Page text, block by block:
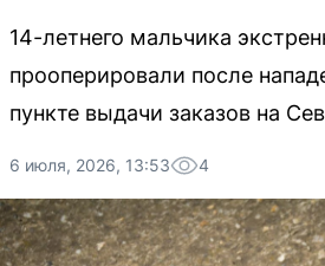
14-летнего мальчика
прооперировали после
пункте выдачи заказов на
6 июля, 2026, 13:53 4